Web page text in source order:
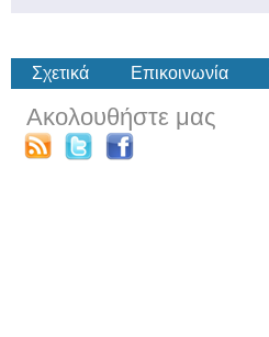
Σχετικά Επικοινωνία
Ακολουθήστε μας